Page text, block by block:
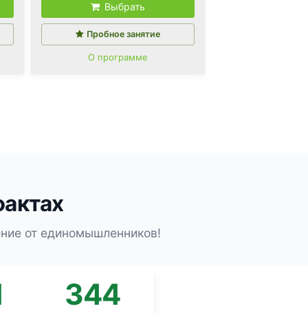
Выбрать
Пробное занятие
О программе
от единомышленников!
344